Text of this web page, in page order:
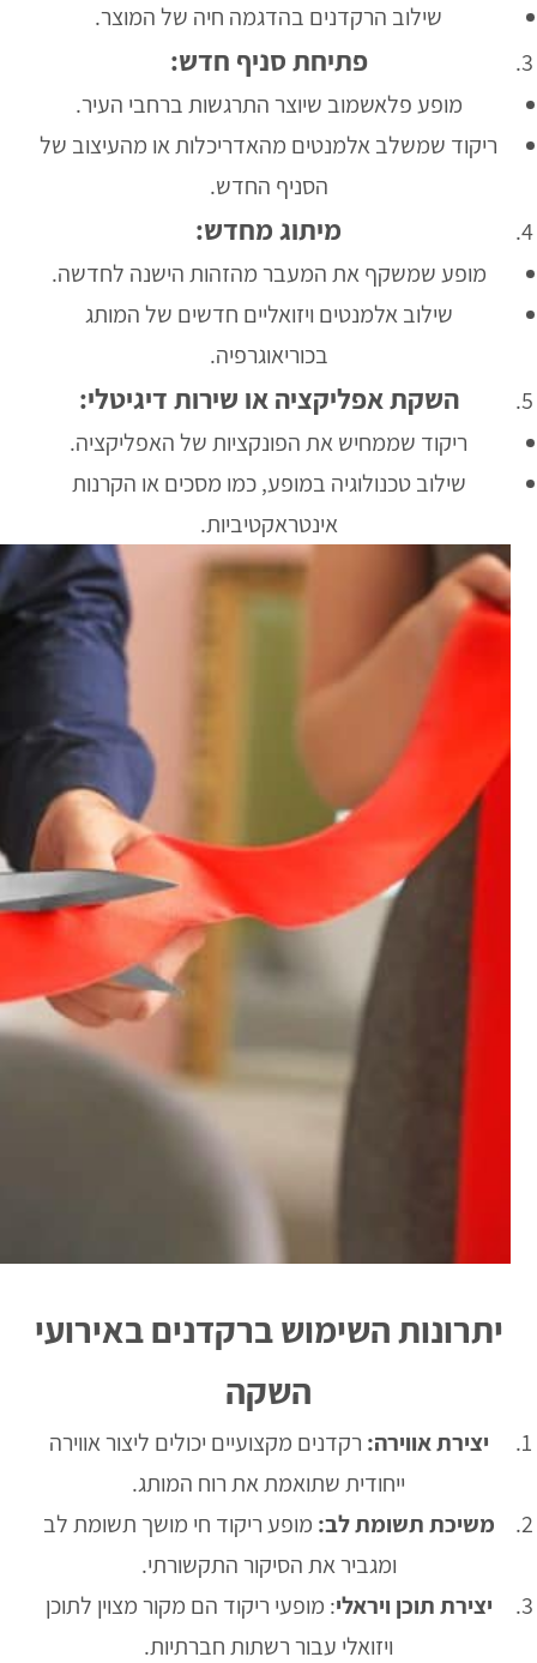
שילוב הרקדנים בהדגמה חיה של המוצר.
פתיחת סניף חדש:
מופע פלאשמוב שיוצר התרגשות ברחבי העיר.
ריקוד שמשלב אלמנטים מהאדריכלות או מהעיצוב של
הסניף החדש.
מיתוג מחדש:
מופע שמשקף את המעבר מהזהות הישנה לחדשה.
שילוב אלמנטים ויזואליים חדשים של המותג
בכוריאוגרפיה.
השקת אפליקציה או שירות דיגיטלי:
ריקוד שממחיש את הפונקציות של האפליקציה.
שילוב טכנולוגיה במופע, כמו מסכים או הקרנות
אינטראקטיביות.
יתרונות השימוש ברקדנים באירועי
השקה
יצירת אווירה: רקדנים מקצועיים יכולים ליצור אווירה
ייחודית שתואמת את רוח המותג.
משיכת תשומת לב: מופע ריקוד חי מושך תשומת לב
ומגביר את הסיקור התקשורתי.
יצירת תוכן ויראלי: מופעי ריקוד הם מקור מצוין לתוכן
ויזואלי עבור רשתות חברתיות.